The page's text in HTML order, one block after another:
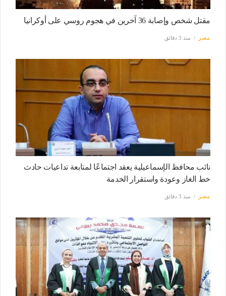
مقتل شخص وإصابة 36 آخرين في هجوم روسي على أوكرانيا
مصر منذ 3 دقائق
نائب محافظ الإسماعيلية يعقد اجتماعًا لمتابعة تداعيات حادث
خط الغاز وعودة واستقرار الخدمة
مصر منذ 3 دقائق